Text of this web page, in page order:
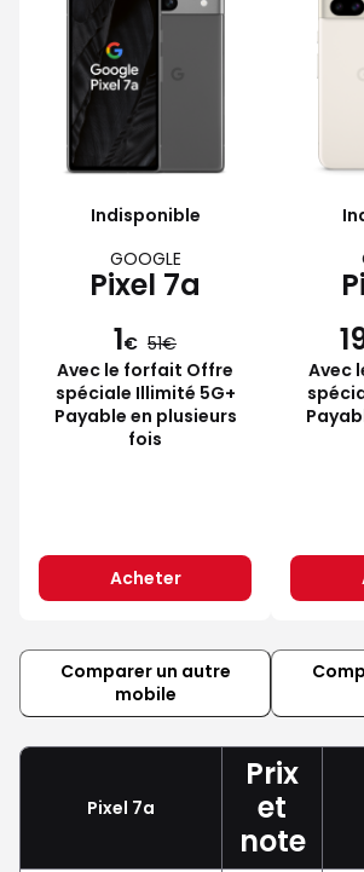
Indisponible
GOOGLE
Pixel 7a
1€ 51
Avec le forfait Offre
spéciale Illimité 5G+
Payable en plusieurs
fois
Acheter
Avec
Comparer un autre
mobile
Pixel 7a
Prix
et
note